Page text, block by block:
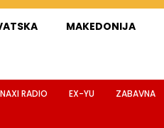
MAKEDONIJA
NAXI RADIO EX-YU ZABAVNA